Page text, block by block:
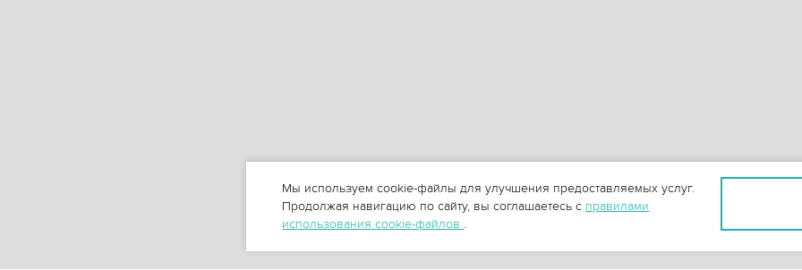
Мы используем cookie-файлы для улучшения предоставляемых услуг.
Продолжая навигацию по сайту, вы соглашаетесь с правилами
использования cookie-файлов .